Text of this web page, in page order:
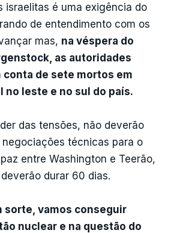
israelitas é uma exigência do
de entendimento com os
mas, na véspera do
as autoridades
conta de sete mortos em
no leste e no sul do país.
das tensões, não deverão
técnicas para o
entre Washington e Teerão,
durar 60 dias.
sorte, vamos conseguir
nuclear e na questão do